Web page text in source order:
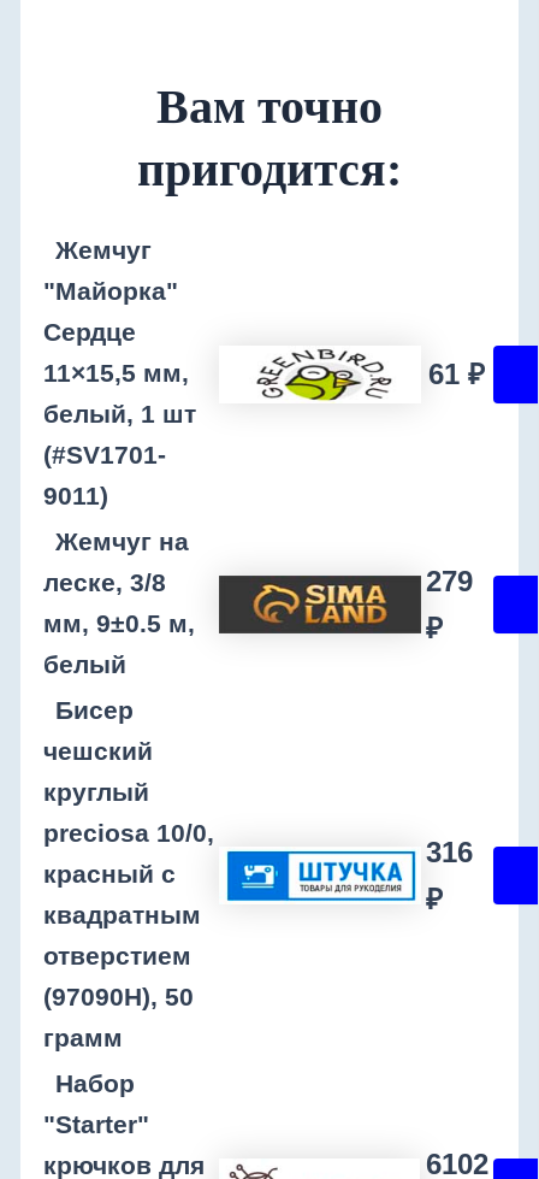
Вам точно
пригодится:
Жемчуг
"Майорка"
Сердце
11×15,5 мм,
белый, 1 шт
(#SV1701-
9011)
61 ₽
Жемчуг на
леске, 3/8
мм, 9±0.5 м,
белый
279
₽
Бисер
чешский
круглый
preciosa 10/0,
красный с
квадратным
отверстием
(97090H), 50
грамм
316
₽
Набор
"Starter"
крючков для
6102